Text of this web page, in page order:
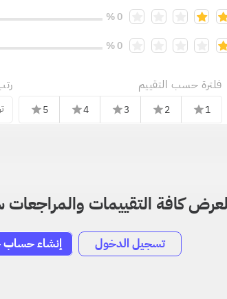
0 %
0 %
فلترة حسب التقييم
1
star
2
star
3
star
4
star
5
star
لعرض كافة التقييمات
تسجيل الدخول إنشاء حساب